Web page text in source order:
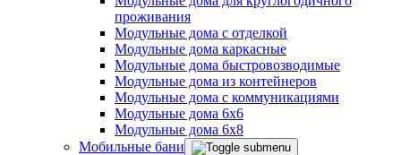
проживания
Модульные дома с отделкой
Модульные дома каркасные
Модульные дома быстровозводимые
Модульные дома из контейнеров
Модульные дома с коммуникациями
Модульные дома 6x6
Модульные дома 6x8
Мобильные бани